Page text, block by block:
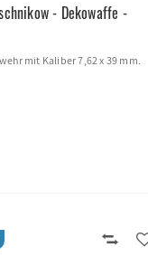
- Dekowaffe -
mit Kaliber 7,62 x 39 mm.